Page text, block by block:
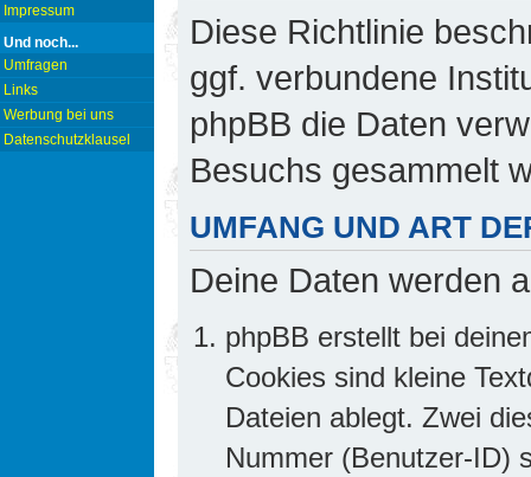
Impressum
Und noch...
Umfragen
Links
Werbung bei uns
Datenschutzklausel
Diese Richtlinie
ggf. verbundene
phpBB die Daten
Besuchs gesammelt
UMFANG UND ART
Deine Daten werden
phpBB erstellt bei
Cookies sind kleine
Dateien ablegt. Zwei
Nummer (Benutzer-ID)